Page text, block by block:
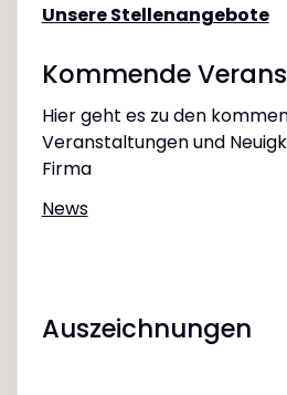
Unsere Stellenangebote
Kommende
Hier geht es zu den
Veranstaltungen und
Firma
News
Auszeichnungen